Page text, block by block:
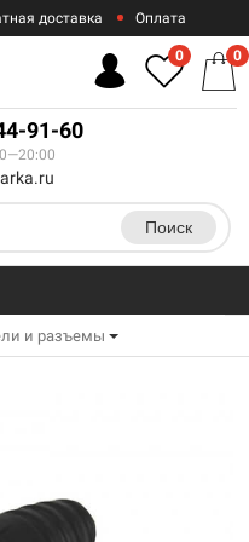
доставка Оплата
91-60
Поиск
0 0
и разъемы